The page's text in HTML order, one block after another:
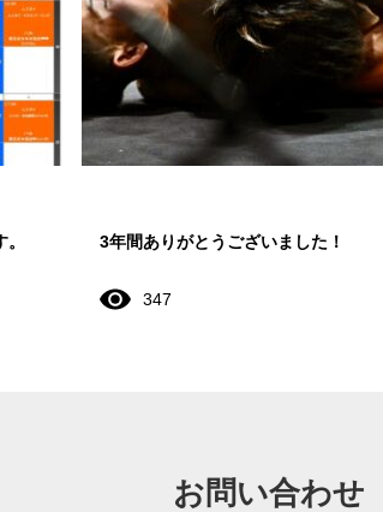
3年間ありがとうございました！
347
お問い合わせ